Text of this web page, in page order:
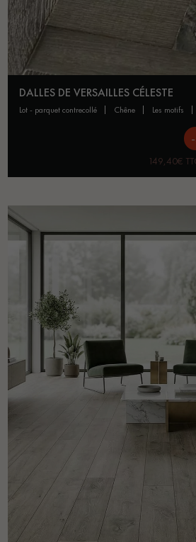
DALLES DE VERSAILLES CÉLESTE
lot - parquet contrecollé chêne les motifs
149,40€